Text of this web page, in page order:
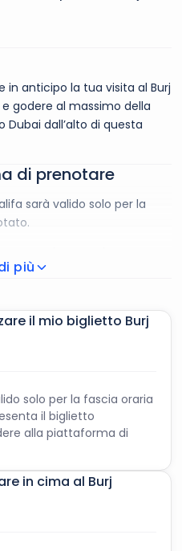
e tecnologici che rendono il
del Medio Oriente. Usa i
lontano e concediti una
del 125° piano. Dalle
della Fontana di Dubai.
fontana danzante più
visiva e uditiva
in anticipo la tua visita al Burj
godere al massimo della
dall’alto di questa
di prenotare
sarà valido solo per la
osservazione.
di età non superiore ai 3
di Dubai sono i
il venerdì, alle 13:00 e alle
fontana si svolgono tutti i
con una performance ogni
più
il mio biglietto Burj
solo per la fascia oraria
il biglietto
alla piattaforma di
in cima al Burj